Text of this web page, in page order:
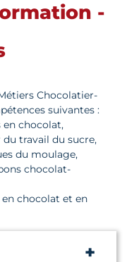
-
Chocolatier-
suivantes :
en chocolat,
travail du sucre,
du moulage,
chocolat-
en chocolat et en